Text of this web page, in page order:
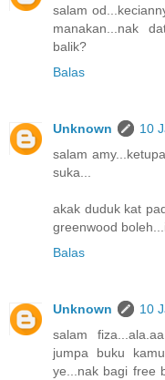
salam
manakan...nak
balik?
Balas
Unknown
10
salam
suka...
akak duduk kat
greenwood
Balas
Unknown
10
salam
jumpa buku
ye...nak bagi free